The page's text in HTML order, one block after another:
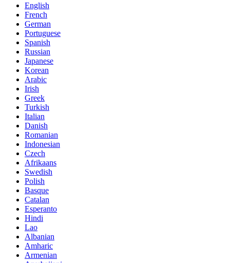
English
French
German
Portuguese
Spanish
Russian
Japanese
Korean
Arabic
Irish
Greek
Turkish
Italian
Danish
Romanian
Indonesian
Czech
Afrikaans
Swedish
Polish
Basque
Catalan
Esperanto
Hindi
Lao
Albanian
Amharic
Armenian